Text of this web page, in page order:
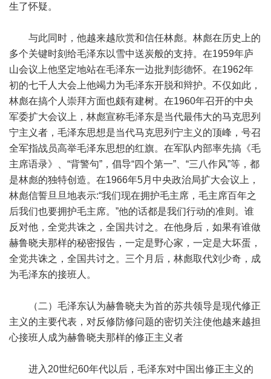
生了怀疑。
与此同时，他越来越欣赏和信任林彪。林彪在历史上的
多个关键时刻给毛泽东以雪中送炭般的支持。在1959年庐
山会议上他坚定地站在毛泽东一边批判彭德怀。在1962年
初的七千人大会上他竭力为毛泽东开脱和辩护。不仅如此，
林彪在搞个人崇拜方面也颇有建树。在1960年召开的中央
军委扩大会议上，林彪宣称毛泽东是当代最伟大的马克思列
宁主义者，毛泽东思想是当代马克思列宁主义的顶峰，号召
全军指战员高举毛泽东思想的红旗。在军队内部率先搞《毛
主席语录》、“背警句”，倡导“四个第一”、“三八作风”等，都
是林彪的独特创造。在1966年5月中央政治局扩大会议上，
林彪信誓旦旦地表示:“我们现在拥护毛主席，毛主席百年之
后我们也要拥护毛主席。”他的话都是我们行动的准则。谁
反对他，全党共诛之，全国共讨之。在他身后，如果有谁做
赫鲁晓夫那样的秘密报告，一定是野心家，一定是大坏蛋，
全党共诛之，全国共讨之。三个月后，林彪取代刘少奇，成
为毛泽东的接班人。
（二）毛泽东认为赫鲁晓夫为首的苏共领导是现代修正
主义的主要代表，对反修防修问题的密切关注使他越来越担
心接班人成为赫鲁晓夫那样的修正主义者
进入20世纪60年代以后，毛泽东对中国出修正主义的